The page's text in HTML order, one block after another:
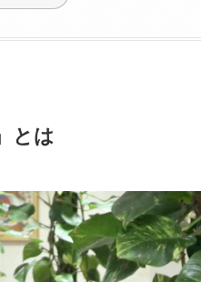
とは